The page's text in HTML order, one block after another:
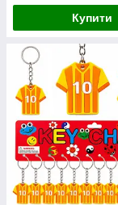
Купити